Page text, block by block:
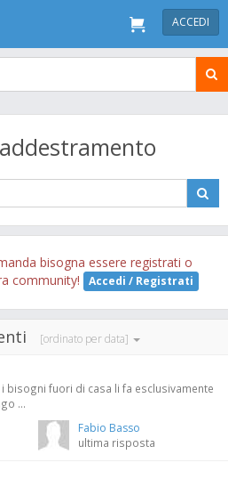
ACCEDI
bisogna essere registrati o
community!
Accedi / Registrati
[ordinato per data]
bisogni fuori di casa li fa esclusivamente
...
Fabio Basso
ultima risposta